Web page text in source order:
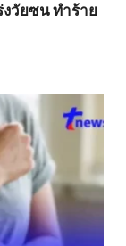
วัยซน ทำร้าย